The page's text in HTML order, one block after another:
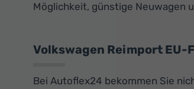
Möglichkeit, günstige Neuwagen
Volkswagen Reimport
Bei Autoflex24 bekommen Sie